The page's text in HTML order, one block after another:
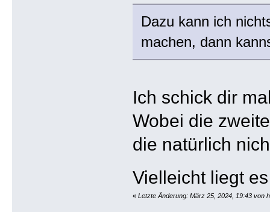
Dazu kann ich
machen, dann
Ich schick dir
Wobei die
die natürlich
Vielleicht liegt
« Letzte Änderung: März 25, 2024, 19:43 von